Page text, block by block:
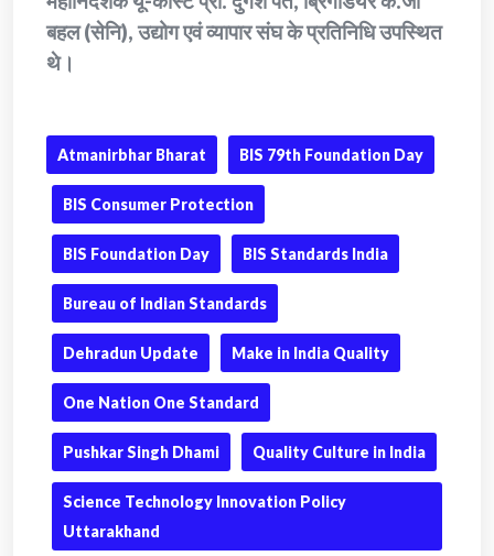
बहल (सेनि), उद्योग एवं व्यापार संघ के प्रतिनिधि उपस्थित
थे।
Atmanirbhar Bharat BIS 79th Foundation Day
BIS Consumer Protection
BIS Foundation Day BIS Standards India
Bureau of Indian Standards
Dehradun Update Make in India Quality
One Nation One Standard
Pushkar Singh Dhami Quality Culture in India
Science Technology Innovation Policy
Uttarakhand